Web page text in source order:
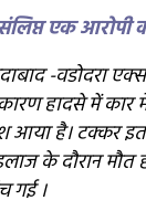
एक आरोपी
-वडोदरा
हादसे में
आया है। टक्कर
के दौरान
गई ।